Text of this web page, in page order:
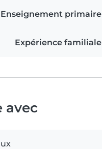
Enseignement primaire
Expérience familiale
avec